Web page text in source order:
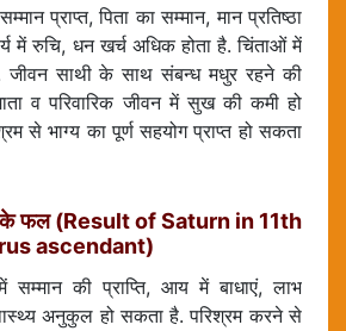
प्राप्त, पिता का सम्मान, मान प्रतिष्ठा
में रुचि, धन खर्च अधिक होता है. चिंताओं में
जीवन साथी के साथ संबन्ध मधुर रहने की
व परिवारिक जीवन में सुख की कमी हो
से भाग्य का पूर्ण सहयोग प्राप्त हो सकता
के फल (Result of Saturn in 11th
ascendant)
सम्मान की प्राप्ति, आय में बाधाएं, लाभ
अनुकुल हो सकता है. परिश्रम करने से